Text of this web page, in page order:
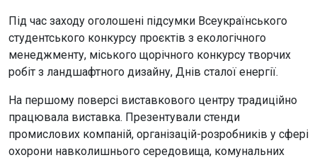
Під час заходу оголошені підсумки Всеукраїнського
студентського конкурсу проєктів з екологічного
менеджменту, міського щорічного конкурсу творчих
робіт з ландшафтного дизайну, Днів сталої енергії.
На першому поверсі виставкового центру традиційно
працювала виставка. Презентували стенди
промислових компаній, організацій-розробників у сфері
охорони навколишнього середовища, комунальних